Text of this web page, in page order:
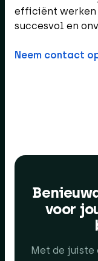
efficiënt werken
succesvol en
Neem contact
voor
Met de